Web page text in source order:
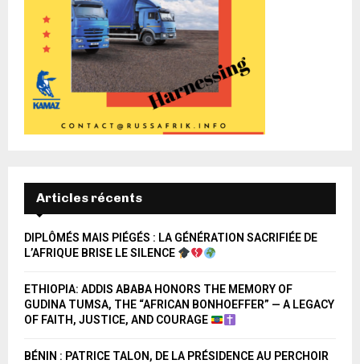
Articles récents
DIPLÔMÉS MAIS PIÉGÉS : LA GÉNÉRATION SACRIFIÉE DE
L’AFRIQUE BRISE LE SILENCE
ETHIOPIA: ADDIS ABABA HONORS THE MEMORY OF
GUDINA TUMSA, THE “AFRICAN BONHOEFFER” — A LEGACY
OF FAITH, JUSTICE, AND COURAGE
BÉNIN : PATRICE TALON, DE LA PRÉSIDENCE AU PERCHOIR